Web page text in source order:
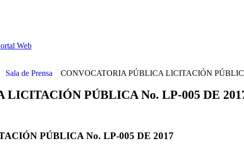
Web
Sala de Prensa CONVOCATORIA PÚBLICA LICITACIÓN
PÚBLICA No. LP-005 DE
PÚBLICA No. LP-005 DE 2017